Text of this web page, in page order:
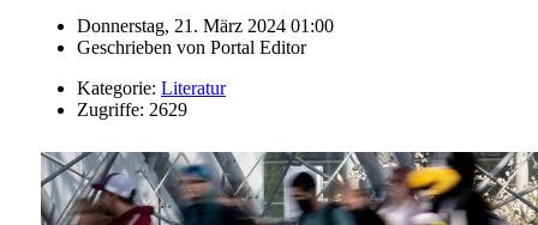
Donnerstag, 21. März 2024 01:00
Geschrieben von Portal Editor
Kategorie: Literatur
Zugriffe: 2629